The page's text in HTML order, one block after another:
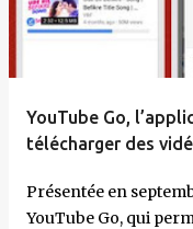
YouTube Go,
télécharger des
Présentée en
YouTube Go, qui